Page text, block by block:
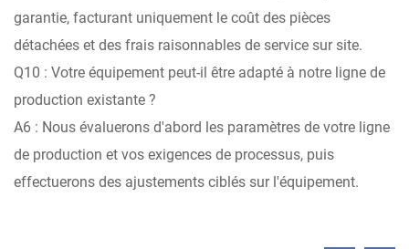
garantie, facturant uniquement le coût des pièces
détachées et des frais raisonnables de service sur site.
Q10 : Votre équipement peut-il être adapté à notre ligne de
production existante ?
A6 : Nous évaluerons d'abord les paramètres de votre ligne
de production et vos exigences de processus, puis
effectuerons des ajustements ciblés sur l'équipement.